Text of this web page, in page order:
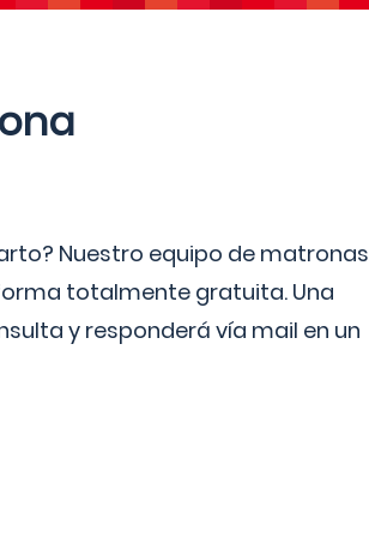
Nuestro equipo de matronas
totalmente gratuita. Una
y responderá vía mail en un